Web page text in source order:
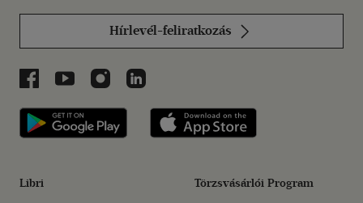
Hírlevél-feliratkozás
Libri a Facebookon
Libri a Youtube-on
Libri az Instagramon
Libri a LinkedInen
Libri applikáció Szerezd meg: Google
Libri Törzsvásárlói Program